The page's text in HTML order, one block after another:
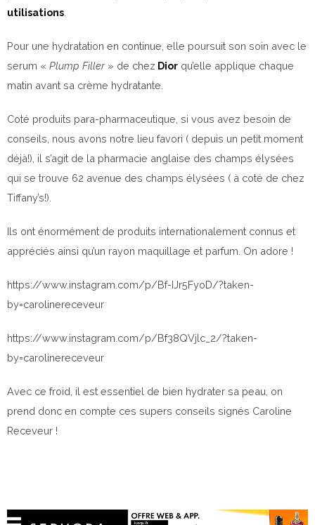
utilisations
Pour une hydratation en continue, elle poursuit son soin avec le
serum « Plump Filler » de chez Dior qu’elle applique chaque
matin avant sa crème hydratante.
Coté produits para-pharmaceutique, si vous avez besoin de
conseils, nous avons notre lieu favori ( depuis un petit moment
déjà!), il s’agit de la pharmacie anglaise des champs élysées
qui se trouve 62 avenue des champs élysées ( à coté de chez
Tiffany’s!).
Ils ont énormément de produits internationalement connus et
appréciés ainsi qu’un rayon maquillage et parfum. On adore !
https://www.instagram.com/p/Bf-IJr5FyoD/?taken-
by=carolinereceveur
https://www.instagram.com/p/Bf38QVjlc_2/?taken-
by=carolinereceveur
Avec ce froid, il est essentiel de bien hydrater sa peau, on
prend donc en compte ces supers conseils signés Caroline
Receveur !